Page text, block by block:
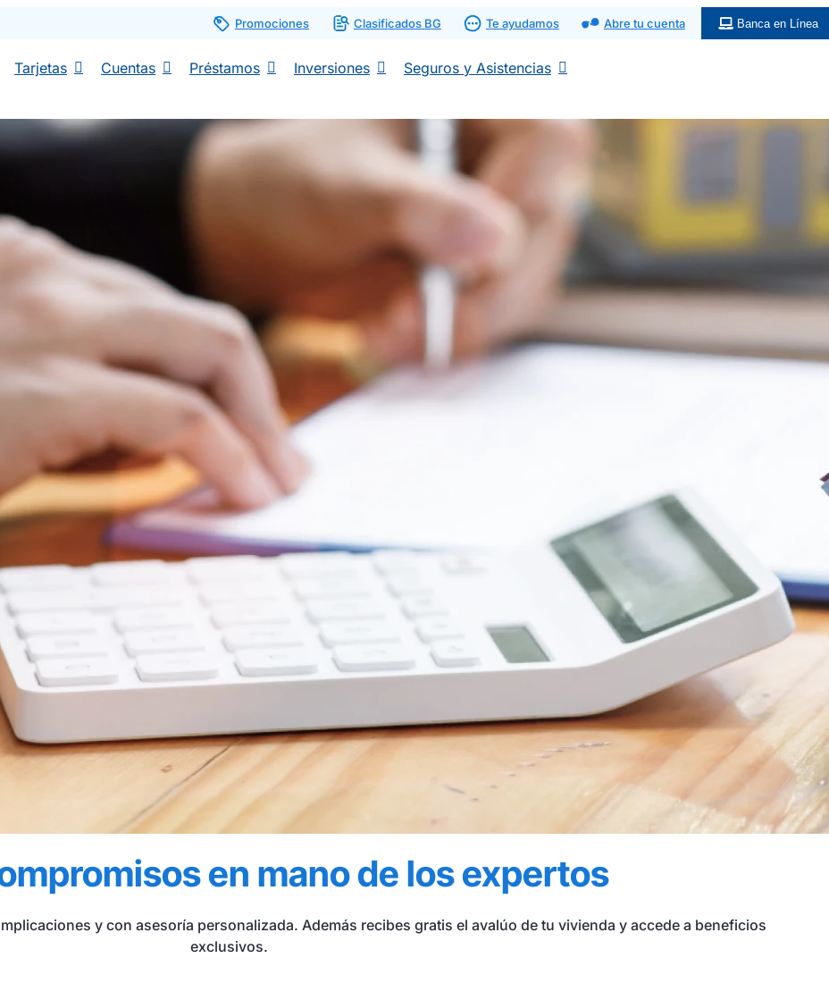
Promociones Clasificados BG Te ayudamos Abre tu cuenta Banca en Línea
Tarjetas Cuentas Préstamos Inversiones Seguros y Asistencias
en mano de los expertos
y con asesoría personalizada. Además recibes gratis el avalúo de tu vivienda y accede a beneficios
exclusivos.